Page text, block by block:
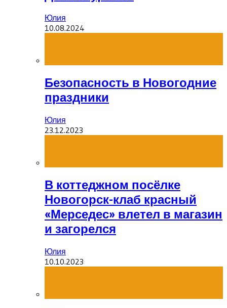
Юлия
10.08.2024
Безопасность в Новогодние
праздники
Юлия
23.12.2023
В коттеджном посёлке
Новогорск-клаб красный
«Мерседес» влетел в магазин
и загорелся
Юлия
10.10.2023